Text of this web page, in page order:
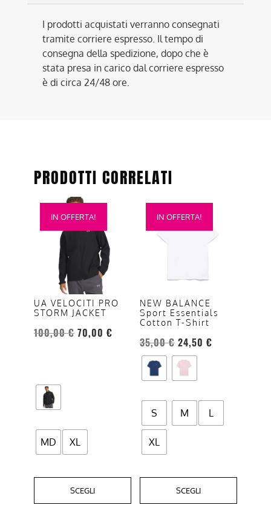
I prodotti acquistati verranno consegnati
tramite corriere espresso. Il tempo di
consegna della spedizione, dopo che è
stata presa in carico dal corriere espresso
è di circa 24/48 ore.
PRODOTTI CORRELATI
IN OFFERTA!
UA VELOCITI PRO
STORM JACKET
100,00€ 70,00 €
MD XL
SCEGLI
Questo
prodotto
varianti.
opzioni
possono
essere
del
prodotto
IN OFFERTA!
NEW BALANCE
Sport Essentials
Cotton T-Shirt
35,00€ 24,50 €
S M L
XL
SCEGLI
Questo
prodotto
opzioni
possono
scelte
nella
pagina
prodotto